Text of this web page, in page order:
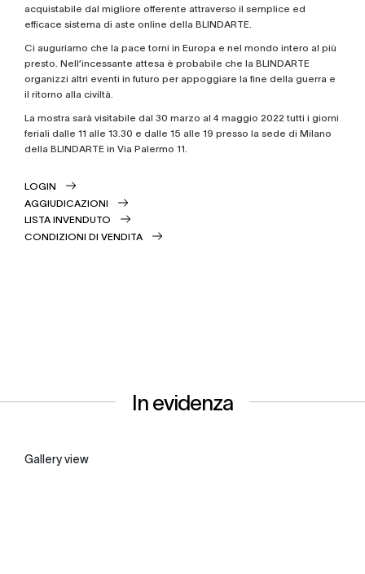
acquistabile dal migliore offerente attraverso il semplice ed
efficace sistema di aste online della BLINDARTE.
Ci auguriamo che la pace torni in Europa e nel mondo intero al più
presto. Nell’incessante attesa è probabile che la BLINDARTE
organizzi altri eventi in futuro per appoggiare la fine della guerra e
il ritorno alla civiltà.
La mostra sarà visitabile dal 30 marzo al 4 maggio 2022 tutti i giorni
feriali dalle 11 alle 13.30 e dalle 15 alle 19 presso la sede di Milano
della BLINDARTE in Via Palermo 11.
LOGIN
AGGIUDICAZIONI
LISTA INVENDUTO
CONDIZIONI DI VENDITA
In evidenza
Gallery view